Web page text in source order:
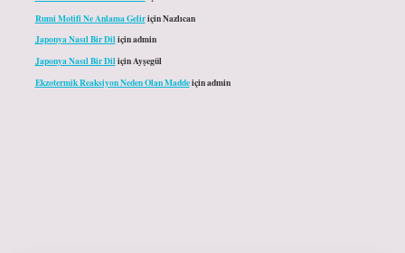
Rumi Motifi Ne Anlama GeliriçinNazlıcan
Japonya Nasıl Bir Diliçinadmin
Japonya Nasıl Bir DiliçinAyşegül
Ekzotermik Reaksiyon Neden Olan Maddeiçinadmin